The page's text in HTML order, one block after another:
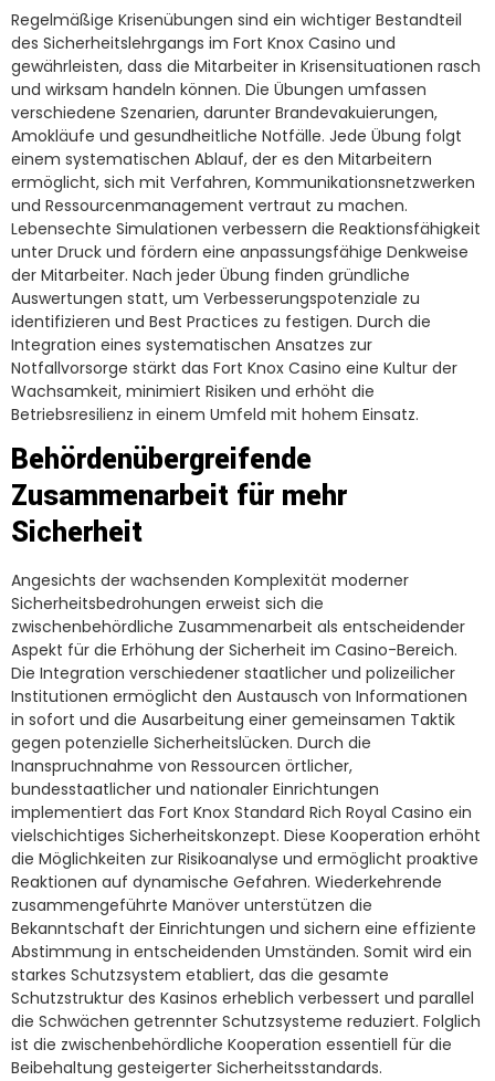
Regelmäßige Krisenübungen sind ein wichtiger Bestandteil
des Sicherheitslehrgangs im Fort Knox Casino und
gewährleisten, dass die Mitarbeiter in Krisensituationen rasch
und wirksam handeln können. Die Übungen umfassen
verschiedene Szenarien, darunter Brandevakuierungen,
Amokläufe und gesundheitliche Notfälle. Jede Übung folgt
einem systematischen Ablauf, der es den Mitarbeitern
ermöglicht, sich mit Verfahren, Kommunikationsnetzwerken
und Ressourcenmanagement vertraut zu machen.
Lebensechte Simulationen verbessern die Reaktionsfähigkeit
unter Druck und fördern eine anpassungsfähige Denkweise
der Mitarbeiter. Nach jeder Übung finden gründliche
Auswertungen statt, um Verbesserungspotenziale zu
identifizieren und Best Practices zu festigen. Durch die
Integration eines systematischen Ansatzes zur
Notfallvorsorge stärkt das Fort Knox Casino eine Kultur der
Wachsamkeit, minimiert Risiken und erhöht die
Betriebsresilienz in einem Umfeld mit hohem Einsatz.
Behördenübergreifende
Zusammenarbeit für mehr
Sicherheit
Angesichts der wachsenden Komplexität moderner
Sicherheitsbedrohungen erweist sich die
zwischenbehördliche Zusammenarbeit als entscheidender
Aspekt für die Erhöhung der Sicherheit im Casino-Bereich.
Die Integration verschiedener staatlicher und polizeilicher
Institutionen ermöglicht den Austausch von Informationen
in sofort und die Ausarbeitung einer gemeinsamen Taktik
gegen potenzielle Sicherheitslücken. Durch die
Inanspruchnahme von Ressourcen örtlicher,
bundesstaatlicher und nationaler Einrichtungen
implementiert das Fort Knox Standard Rich Royal Casino ein
vielschichtiges Sicherheitskonzept. Diese Kooperation erhöht
die Möglichkeiten zur Risikoanalyse und ermöglicht proaktive
Reaktionen auf dynamische Gefahren. Wiederkehrende
zusammengeführte Manöver unterstützen die
Bekanntschaft der Einrichtungen und sichern eine effiziente
Abstimmung in entscheidenden Umständen. Somit wird ein
starkes Schutzsystem etabliert, das die gesamte
Schutzstruktur des Kasinos erheblich verbessert und parallel
die Schwächen getrennter Schutzsysteme reduziert. Folglich
ist die zwischenbehördliche Kooperation essentiell für die
Beibehaltung gesteigerter Sicherheitsstandards.